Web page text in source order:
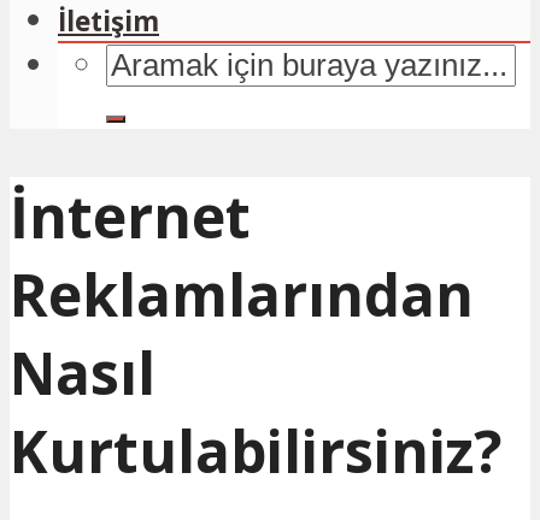
İletişim
İnternet
Reklamlarından
Nasıl
Kurtulabilirsiniz?